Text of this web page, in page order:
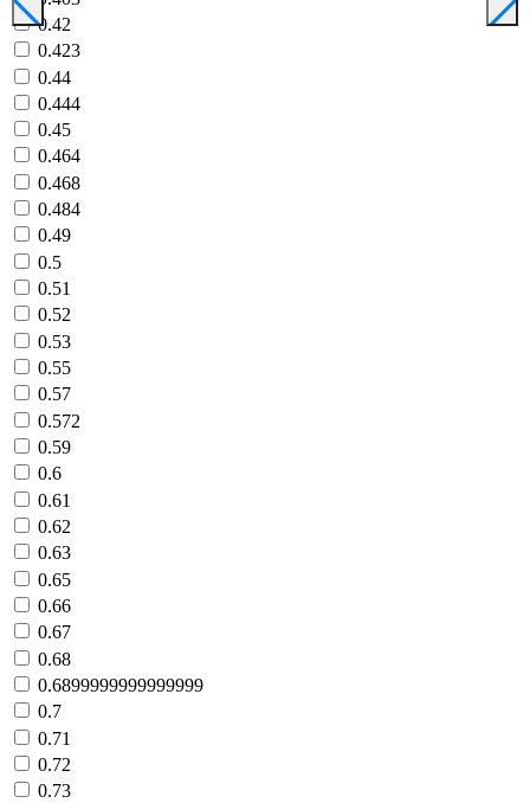
0.42
0.423
0.44
0.444
0.45
0.464
0.468
0.484
0.49
0.5
0.51
0.52
0.53
0.55
0.57
0.572
0.59
0.6
0.61
0.62
0.63
0.65
0.66
0.67
0.68
0.6899999999999999
0.7
0.71
0.72
0.73